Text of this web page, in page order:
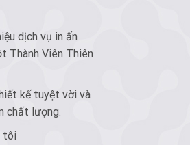
dịch vụ in ấn
Thành Viên Thiên
kế tuyệt vời và
chất lượng.
tôi